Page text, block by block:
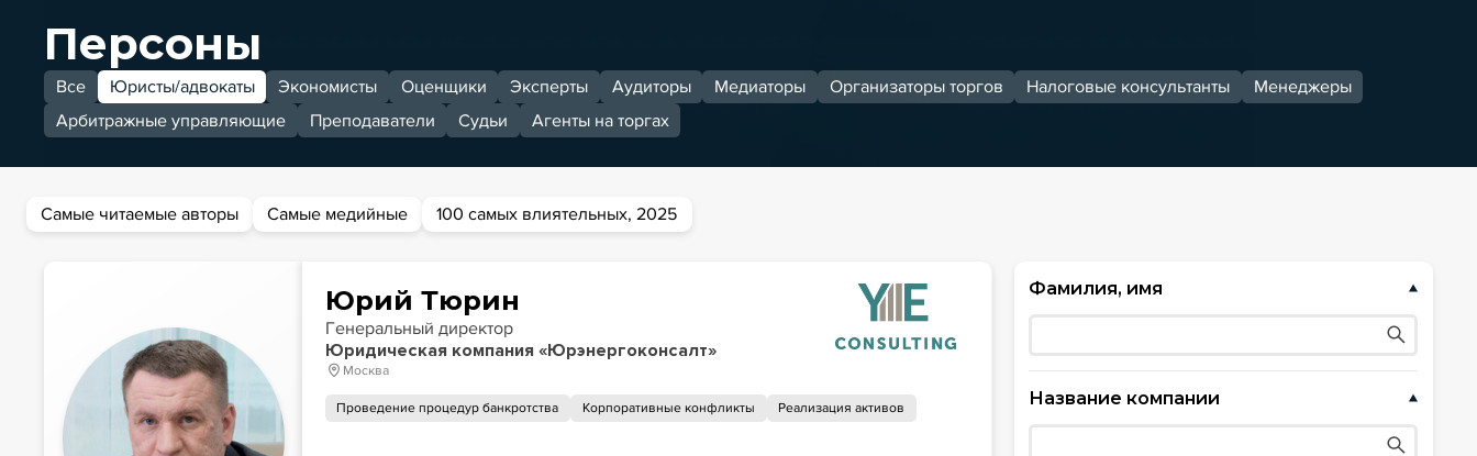
Персоны
Все Юристы/адвокаты Экономисты Оценщики Эксперты Аудиторы Медиаторы Организаторы торгов Налоговые консультанты
Менеджеры
Арбитражные управляющие
Преподаватели Судьи Агенты на торгах
Самые читаемые авторы Самые медийные 100 самых влиятельных, 2025
Юрий Тюрин
Генеральный директор
Юридическая компания «Юрэнергоконсалт»
Москва
Проведение процедур банкротства Корпоративные конфликты Реализация активов
Фамилия, имя
Название компании